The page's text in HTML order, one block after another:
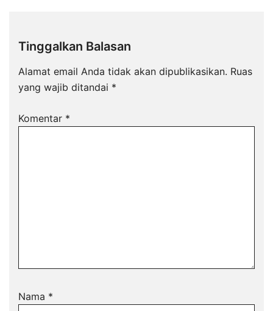
Tinggalkan Balasan
Alamat email Anda tidak akan dipublikasikan. Ruas
yang wajib ditandai *
Komentar *
Nama *